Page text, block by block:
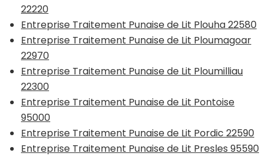
22220
Entreprise Traitement Punaise de Lit Plouha 22580
Entreprise Traitement Punaise de Lit Ploumagoar
22970
Entreprise Traitement Punaise de Lit Ploumilliau
22300
Entreprise Traitement Punaise de Lit Pontoise
95000
Entreprise Traitement Punaise de Lit Pordic 22590
Entreprise Traitement Punaise de Lit Presles 95590